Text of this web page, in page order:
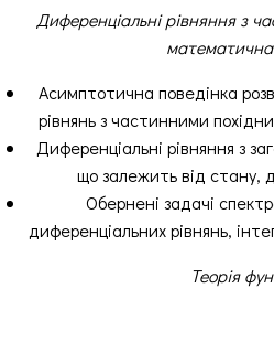
Диференціальні рівняння з
математична
Асимптотична поведінка
рівнянь з частинними
Диференціальні рівняння з
що залежить від стану,
Обернені задачі
диференціальних рівнянь,
Теорія